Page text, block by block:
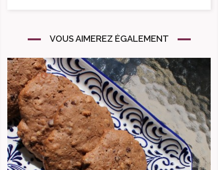
VOUS AIMEREZ ÉGALEMENT